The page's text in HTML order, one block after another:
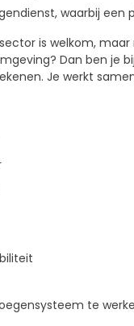
waarbij een
is welkom,
Dan ben je
Je werkt
te